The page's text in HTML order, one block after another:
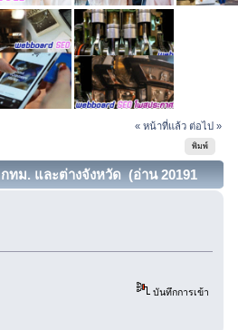
« หน้าที่แล้ว ต่อไป »
พิมพ์
ทม. และต่างจังหวัด (อ่าน 20191
บันทึกการเข้า